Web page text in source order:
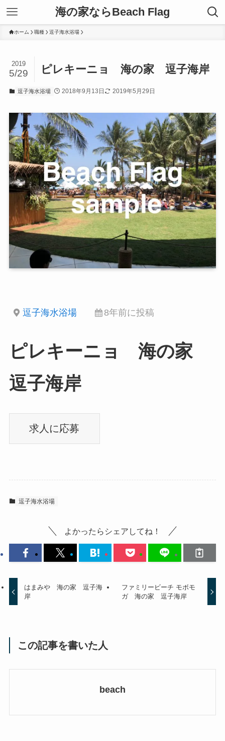
海の家ならBeach Flag
ホーム 職種 逗子海水浴場
ピレキーニョ 海の家 逗子海岸
2019
5/29
逗子海水浴場 2018年9月13日 2019年5月29日
逗子海水浴場 8年前に投稿
ピレキーニョ 海の家
逗子海岸
逗子海水浴場
よかったらシェアしてね！
はまみや 海の家 逗子海
岸
ファミリービーチ モボモ
ガ 海の家 逗子海岸
この記事を書いた人
beach